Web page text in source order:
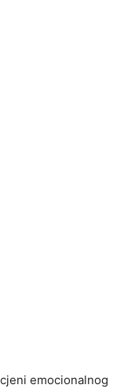
emocionalnog